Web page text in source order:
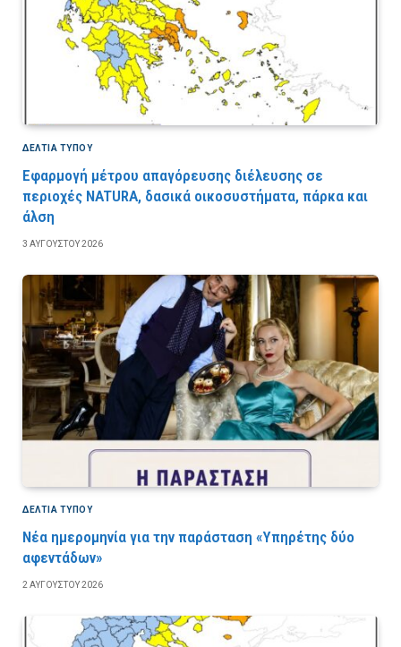
ΔΕΛΤΙΑ ΤΥΠΟΥ
Εφαρμογή μέτρου απαγόρευσης διέλευσης σε
περιοχές NATURA, δασικά οικοσυστήματα, πάρκα και
άλση
3 ΑΥΓΟΎΣΤΟΥ 2026
ΔΕΛΤΙΑ ΤΥΠΟΥ
Νέα ημερομηνία για την παράσταση «Υπηρέτης δύο
αφεντάδων»
2 ΑΥΓΟΎΣΤΟΥ 2026